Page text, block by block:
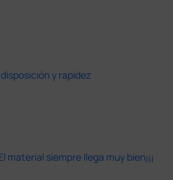
y rapidez
material siempre llega muy bien¡¡¡